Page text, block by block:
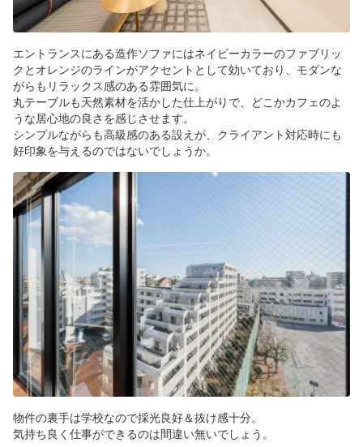
エントランスにある造作ソファにはネイビーカラーのファブリッ
クとオレンジのラインがアクセントとして効いており、モダンな
がらもリラックス感のある雰囲気に。
丸テーブルも天然素材を活かした仕上がりで、どこかカフェのよ
うな居心地の良さを感じさせます。
シンプルながらも高級感のある設えが、クライアント対応時にも
好印象を与えるのではないでしょうか。
物件の裏手は学校なので採光良好＆抜け感十分。
気持ち良く仕事ができるのは間違い無いでしょう。